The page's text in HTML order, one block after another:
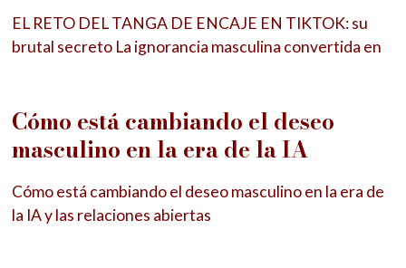
EL RETO DEL TANGA DE ENCAJE EN TIKTOK: su
brutal secreto La ignorancia masculina convertida en
Cómo está cambiando el deseo
masculino en la era de la IA
Cómo está cambiando el deseo masculino en la era de
la IA y las relaciones abiertas